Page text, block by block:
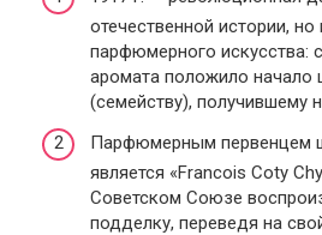
отечественной истории, но
парфюмерного искусства:
аромата положило начало
(семейству), получившему
Парфюмерным первенцем
является «Francois Coty
Советском Союзе
подделку, переведя на